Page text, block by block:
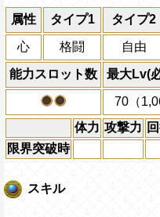
属性 タイプ1 タイプ2
心 格闘 自由
能力スロット数 最大Lv(
70（
体力 攻撃力
限界突破時
スキル